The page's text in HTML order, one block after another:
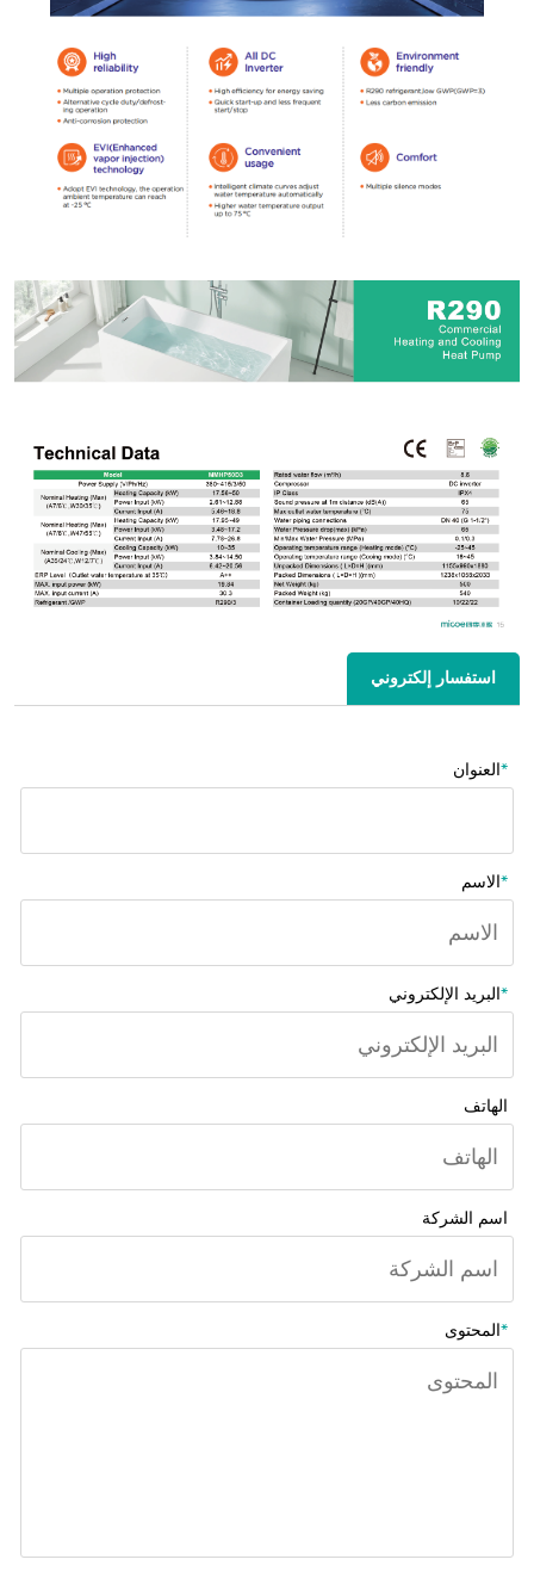
استفسار إلكتروني
*العنوان
*الاسم
*البريد الإلكتروني
الهاتف
اسم الشركة
*المحتوى